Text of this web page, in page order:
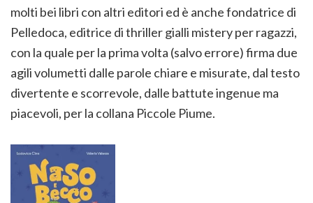
molti bei libri con altri editori ed è anche fondatrice di
Pelledoca, editrice di thriller gialli mistery per ragazzi,
con la quale per la prima volta (salvo errore) firma due
agili volumetti dalle parole chiare e misurate, dal testo
divertente e scorrevole, dalle battute ingenue ma
piacevoli, per la collana Piccole Piume.